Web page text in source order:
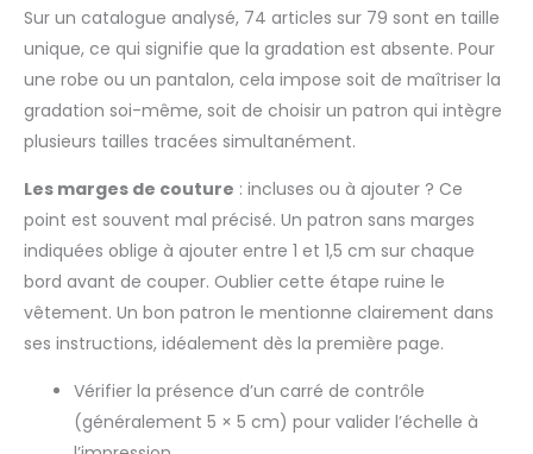
Sur un catalogue analysé, 74 articles sur 79 sont en taille
unique, ce qui signifie que la gradation est absente. Pour
une robe ou un pantalon, cela impose soit de maîtriser la
gradation soi-même, soit de choisir un patron qui intègre
plusieurs tailles tracées simultanément.
Les marges de couture : incluses ou à ajouter ? Ce
point est souvent mal précisé. Un patron sans marges
indiquées oblige à ajouter entre 1 et 1,5 cm sur chaque
bord avant de couper. Oublier cette étape ruine le
vêtement. Un bon patron le mentionne clairement dans
ses instructions, idéalement dès la première page.
Vérifier la présence d’un carré de contrôle
(généralement 5 × 5 cm) pour valider l’échelle à